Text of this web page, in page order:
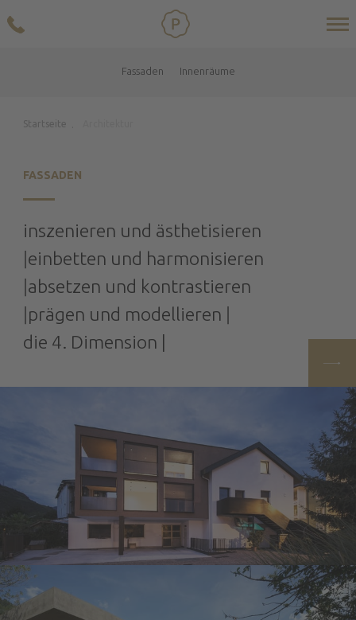
Fassaden Innenräume
Startseite
FASSADEN
inszenieren und ästhetisieren
ǀeinbetten und harmonisieren
ǀabsetzen und kontrastieren
ǀprägen und modellieren ǀ
die 4. Dimension |